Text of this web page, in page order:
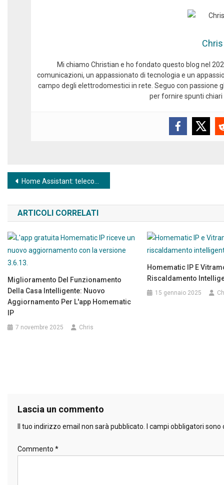
Chris
Mi chiamo Christian e ho fondato questo blog nel
comunicazioni, un appassionato di tecnologia e un
campo degli elettrodomestici in rete. Seguo con passione
per fornire spunti chiari
Navigazione articoli
Home Assistant: telecomando fai da te con ESP32, e-paper e display touch
ARTICOLI CORRELATI
Miglioramento Del Funzionamento
Della Casa Intelligente: Nuovo
Aggiornamento Per L'app Homematic
IP
7 novembre 2025 Chris
Homematic IP E
Riscaldamento
15 gennaio 2025
Lascia un commento
Il tuo indirizzo email non sarà pubblicato. I campi obbligatori
Commento *